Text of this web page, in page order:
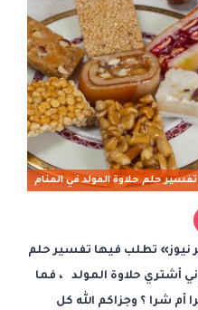
تفسير حلم حلاوة المولد في المنام
نيوز» تطلب فيها تفسير حلم
أشتري حلاوة المولد ، فما
شرا ؟ وجزاكم الله كل